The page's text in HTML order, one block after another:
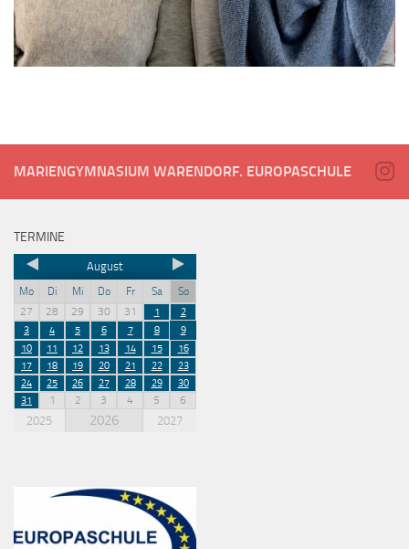
MARIENGYMNASIUM WARENDORF. EUROPASCHULE
TERMINE
August
Mo Di Mi Do Fr Sa
So
27
28 29 30 31 1
2
3
4 5 6 7 8
9
10
11 12 13 14 15
16
17
18 19 20 21 22
23
24
25 26 27 28 29
30
31
1 2 3 4 5 6
2025 2026 2027